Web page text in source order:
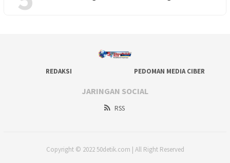
REDAKSI PEDOMAN MEDIA CIBER
JARINGAN SOCIAL
RSS
Copyright © 2022 50detik.com | All Right Reserved